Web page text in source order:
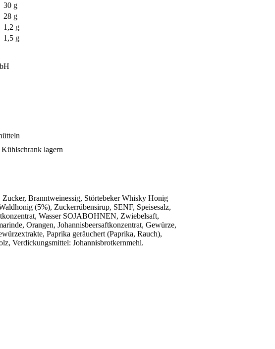
30 g
28 g
1,2 g
1,5 g
lagern
Zucker, Branntweinessig, Störtebeker Whisky Honig
(5%), Zuckerrübensirup, SENF, Speisesalz,
Wasser SOJABOHNEN, Zwiebelsaft,
Orangen, Johannisbeersaftkonzentrat, Gewürze,
Paprika geräuchert (Paprika, Rauch),
Verdickungsmittel: Johannisbrotkernmehl.